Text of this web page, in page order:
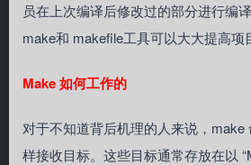
员在上次编译后修改过的部分进行编
make和 makefile工具可以大大提高项
Make 如何工作的
对于不知道背后机理的人来说，make
样接收目标。这些目标通常存放在以